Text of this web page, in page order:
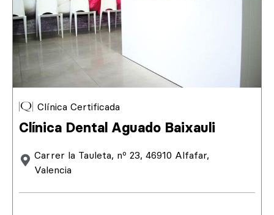
Clínica Certificada
Clínica Dental Aguado Baixauli
Carrer la Tauleta, nº 23, 46910 Alfafar,
Valencia